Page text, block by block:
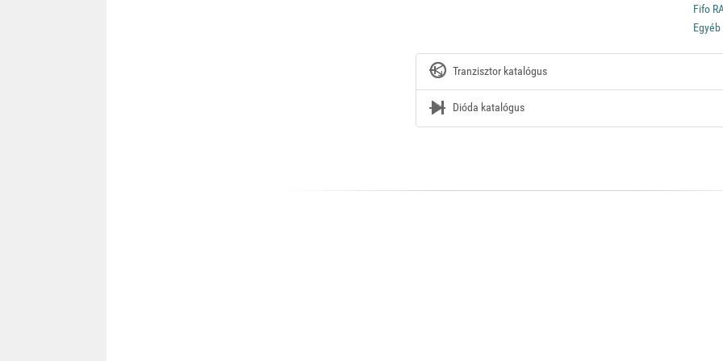
Fifo
Egyéb
Tranzisztor katalógus
Dióda katalógus